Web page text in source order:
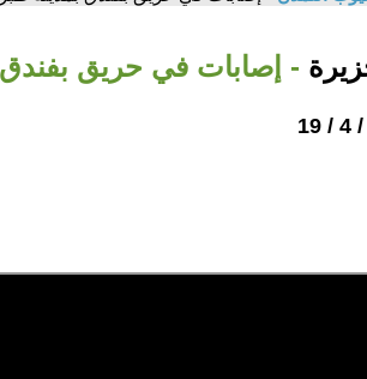
- إصابات في حريق بفندق